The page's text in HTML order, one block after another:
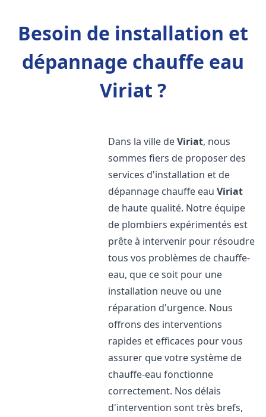
Besoin de installation et
dépannage chauffe eau
Viriat ?
Dans la ville deViriat, nous
sommes fiers de proposer des
services d'installation et de
dépannage chauffe eauViriat
de haute qualité. Notre équipe
de plombiers expérimentés est
prête à intervenir pour résoudre
tous vos problèmes de chauffe-
eau, que ce soit pour une
installation neuve ou une
réparation d'urgence. Nous
offrons des interventions
rapides et efficaces pour vous
assurer que votre système de
chauffe-eau fonctionne
correctement. Nos délais
d'intervention sont très brefs,